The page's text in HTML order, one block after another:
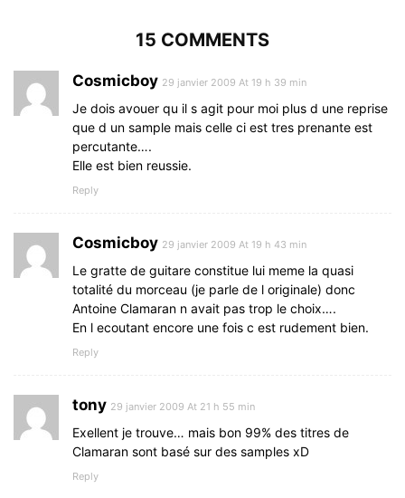
15 COMMENTS
Cosmicboy 29 janvier 2009 At 19 h 39 min
Je dois avouer qu il s agit pour moi plus d une reprise
que d un sample mais celle ci est tres prenante est
percutante….
Elle est bien reussie.
Reply
Cosmicboy 29 janvier 2009 At 19 h 43 min
Le gratte de guitare constitue lui meme la quasi
totalité du morceau (je parle de l originale) donc
Antoine Clamaran n avait pas trop le choix….
En l ecoutant encore une fois c est rudement bien.
Reply
tony 29 janvier 2009 At 21 h 55 min
Exellent je trouve… mais bon 99% des titres de
Clamaran sont basé sur des samples xD
Reply